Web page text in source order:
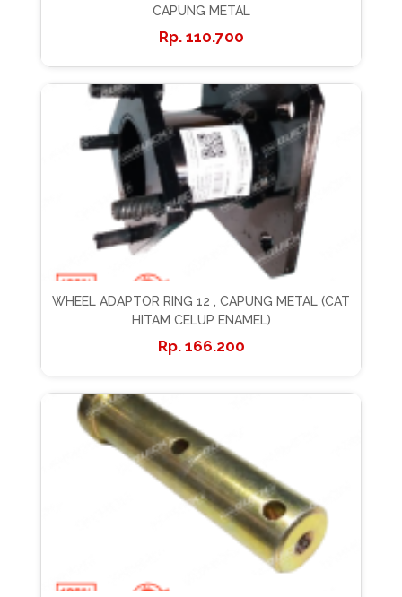
CAPUNG METAL
110.700
WHEEL ADAPTOR RING 12 , CAPUNG METAL (CAT
HITAM CELUP ENAMEL)
166.200